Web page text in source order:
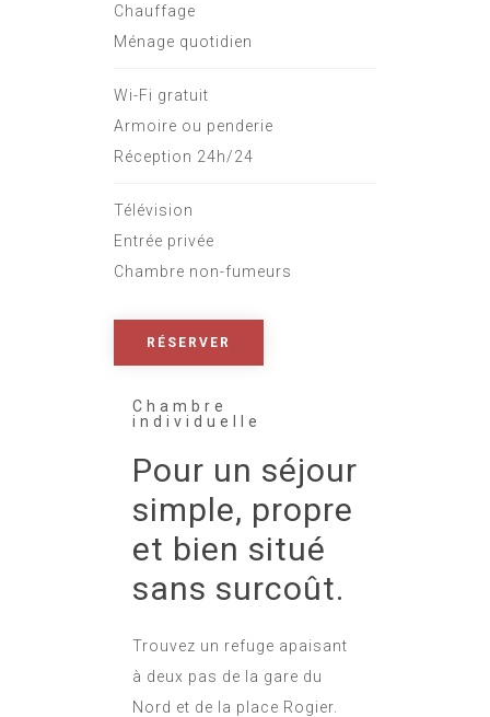
Chauffage
Ménage quotidien
Wi-Fi gratuit
Armoire ou penderie
Réception 24h/24
Télévision
Entrée privée
Chambre non-fumeurs
RÉSERVER
Chambre
individuelle
Pour un séjour
simple, propre
et bien situé
sans surcoût.
Trouvez un refuge apaisant
à deux pas de la gare du
Nord et de la place Rogier.